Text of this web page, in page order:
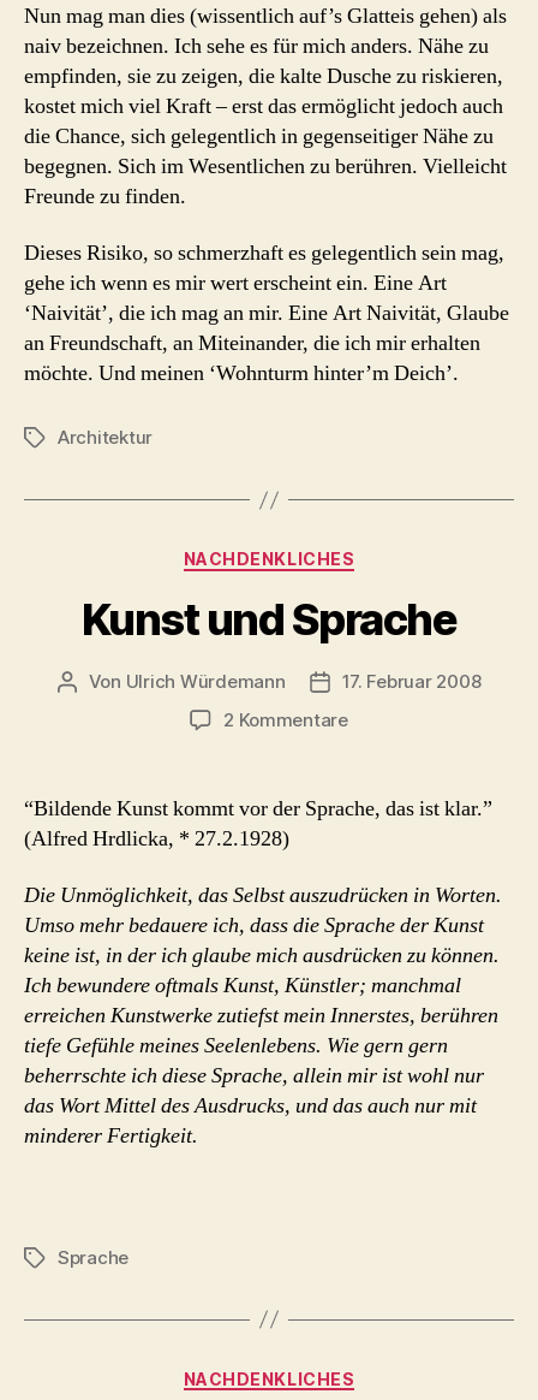
Nun mag man dies (wissentlich auf’s Glatteis gehen) als
naiv bezeichnen. Ich sehe es für mich anders. Nähe zu
empfinden, sie zu zeigen, die kalte Dusche zu riskieren,
kostet mich viel Kraft – erst das ermöglicht jedoch auch
die Chance, sich gelegentlich in gegenseitiger Nähe zu
begegnen. Sich im Wesentlichen zu berühren. Vielleicht
Freunde zu finden.
Dieses Risiko, so schmerzhaft es gelegentlich sein mag,
gehe ich wenn es mir wert erscheint ein. Eine Art
‘Naivität’, die ich mag an mir. Eine Art Naivität, Glaube
an Freundschaft, an Miteinander, die ich mir erhalten
möchte. Und meinen ‘Wohnturm hinter’m Deich’.
Schlagwörter
Architektur
Kategorien
NACHDENKLICHES
Kunst und Sprache
Beitragsautor
Von Ulrich Würdemann Beitragsdatum
17. Februar 2008
2 Kommentarezu
Sprache
“Bildende Kunst kommt vor der Sprache, das ist klar.”
(Alfred Hrdlicka, * 27.2.1928)
Die Unmöglichkeit, das Selbst auszudrücken in Worten.
Umso mehr bedauere ich, dass die Sprache der Kunst
keine ist, in der ich glaube mich ausdrücken zu können.
Ich bewundere oftmals Kunst, Künstler; manchmal
erreichen Kunstwerke zutiefst mein Innerstes, berühren
tiefe Gefühle meines Seelenlebens. Wie gern gern
beherrschte ich diese Sprache, allein mir ist wohl nur
das Wort Mittel des Ausdrucks, und das auch nur mit
minderer Fertigkeit.
Schlagwörter
Sprache
Kategorien
NACHDENKLICHES